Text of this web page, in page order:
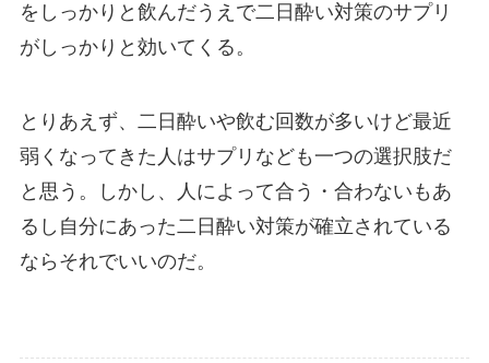
をしっかりと飲んだうえで二日酔い対策のサプリ
がしっかりと効いてくる。
とりあえず、二日酔いや飲む回数が多いけど最近
弱くなってきた人はサプリなども一つの選択肢だ
と思う。しかし、人によって合う・合わないもあ
るし自分にあった二日酔い対策が確立されている
ならそれでいいのだ。